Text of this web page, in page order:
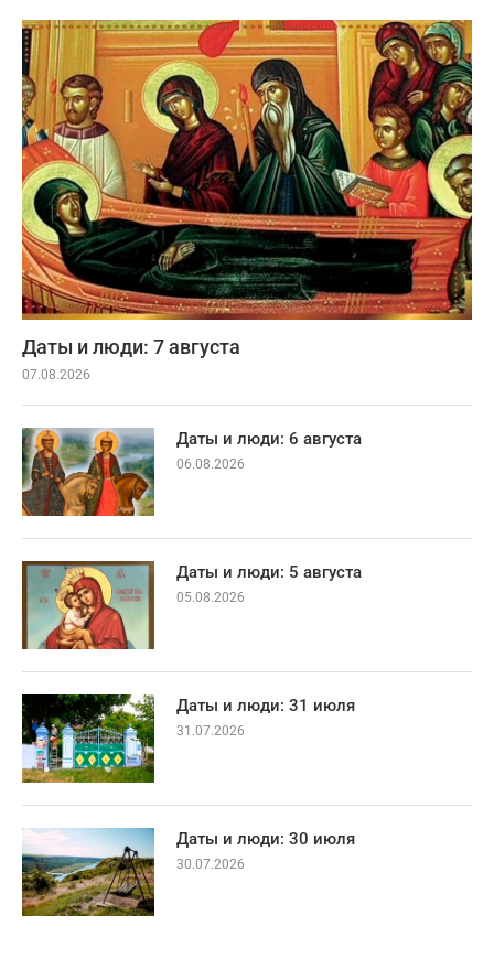
Даты и люди: 7 августа
07.08.2026
Даты и люди: 6 августа
06.08.2026
Даты и люди: 5 августа
05.08.2026
Даты и люди: 31 июля
31.07.2026
Даты и люди: 30 июля
30.07.2026